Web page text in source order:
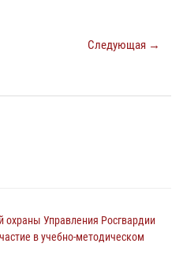
Следующая →
охраны Управления Росгвардии
в учебно-методическом